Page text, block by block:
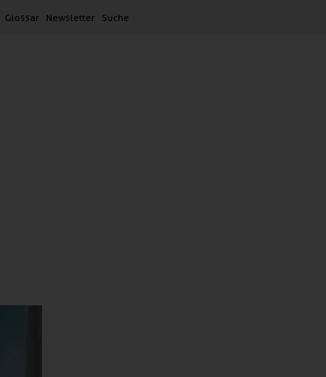
Glossar Newsletter Suche